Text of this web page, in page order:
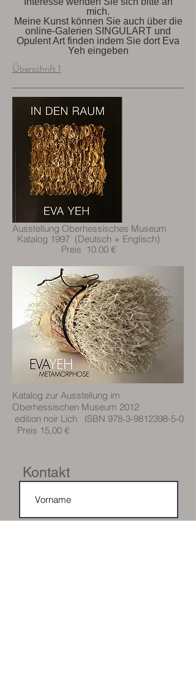
mich.
Meine Kunst können Sie auch über die
online-Galerien SINGULART und
Opulent Art finden indem Sie dort Eva
Yeh eingeben
Überschrift 1
Ausstellung Oberhessisches Museum
Katalog 1997 (Deutsch + Englisch)
Preis 10.00 €
Katalog zur Ausstellung im
Oberhessischen Museum 2012
edition noir Lich ISBN 978-3-9812398-5-0
Preis 15,00 €
Kontakt